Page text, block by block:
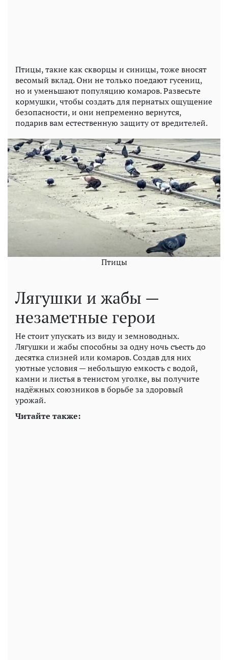
Птицы, такие как скворцы и синицы, тоже вносят
весомый вклад. Они не только поедают гусениц,
но и уменьшают популяцию комаров. Развесьте
кормушки, чтобы создать для пернатых ощущение
безопасности, и они непременно вернутся,
подарив вам естественную защиту от вредителей.
Птицы
Лягушки и жабы —
незаметные герои
Не стоит упускать из виду и земноводных.
Лягушки и жабы способны за одну ночь съесть до
десятка слизней или комаров. Создав для них
уютные условия — небольшую емкость с водой,
камни и листья в тенистом уголке, вы получите
надёжных союзников в борьбе за здоровый
урожай.
Читайте также: